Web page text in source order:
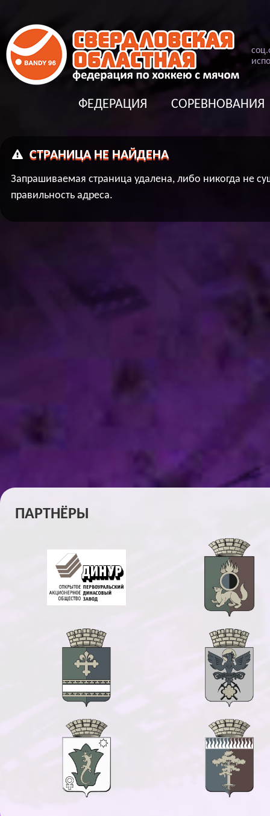
соц.
ФЕДЕРАЦИЯ СОРЕВНОВАНИЯ
СТРАНИЦА НЕ НАЙДЕНА
Запрашиваемая страница удалена, либо никогда не
правильность адреса.
ПАРТНЁРЫ